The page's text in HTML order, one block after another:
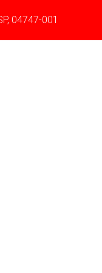
04747-001